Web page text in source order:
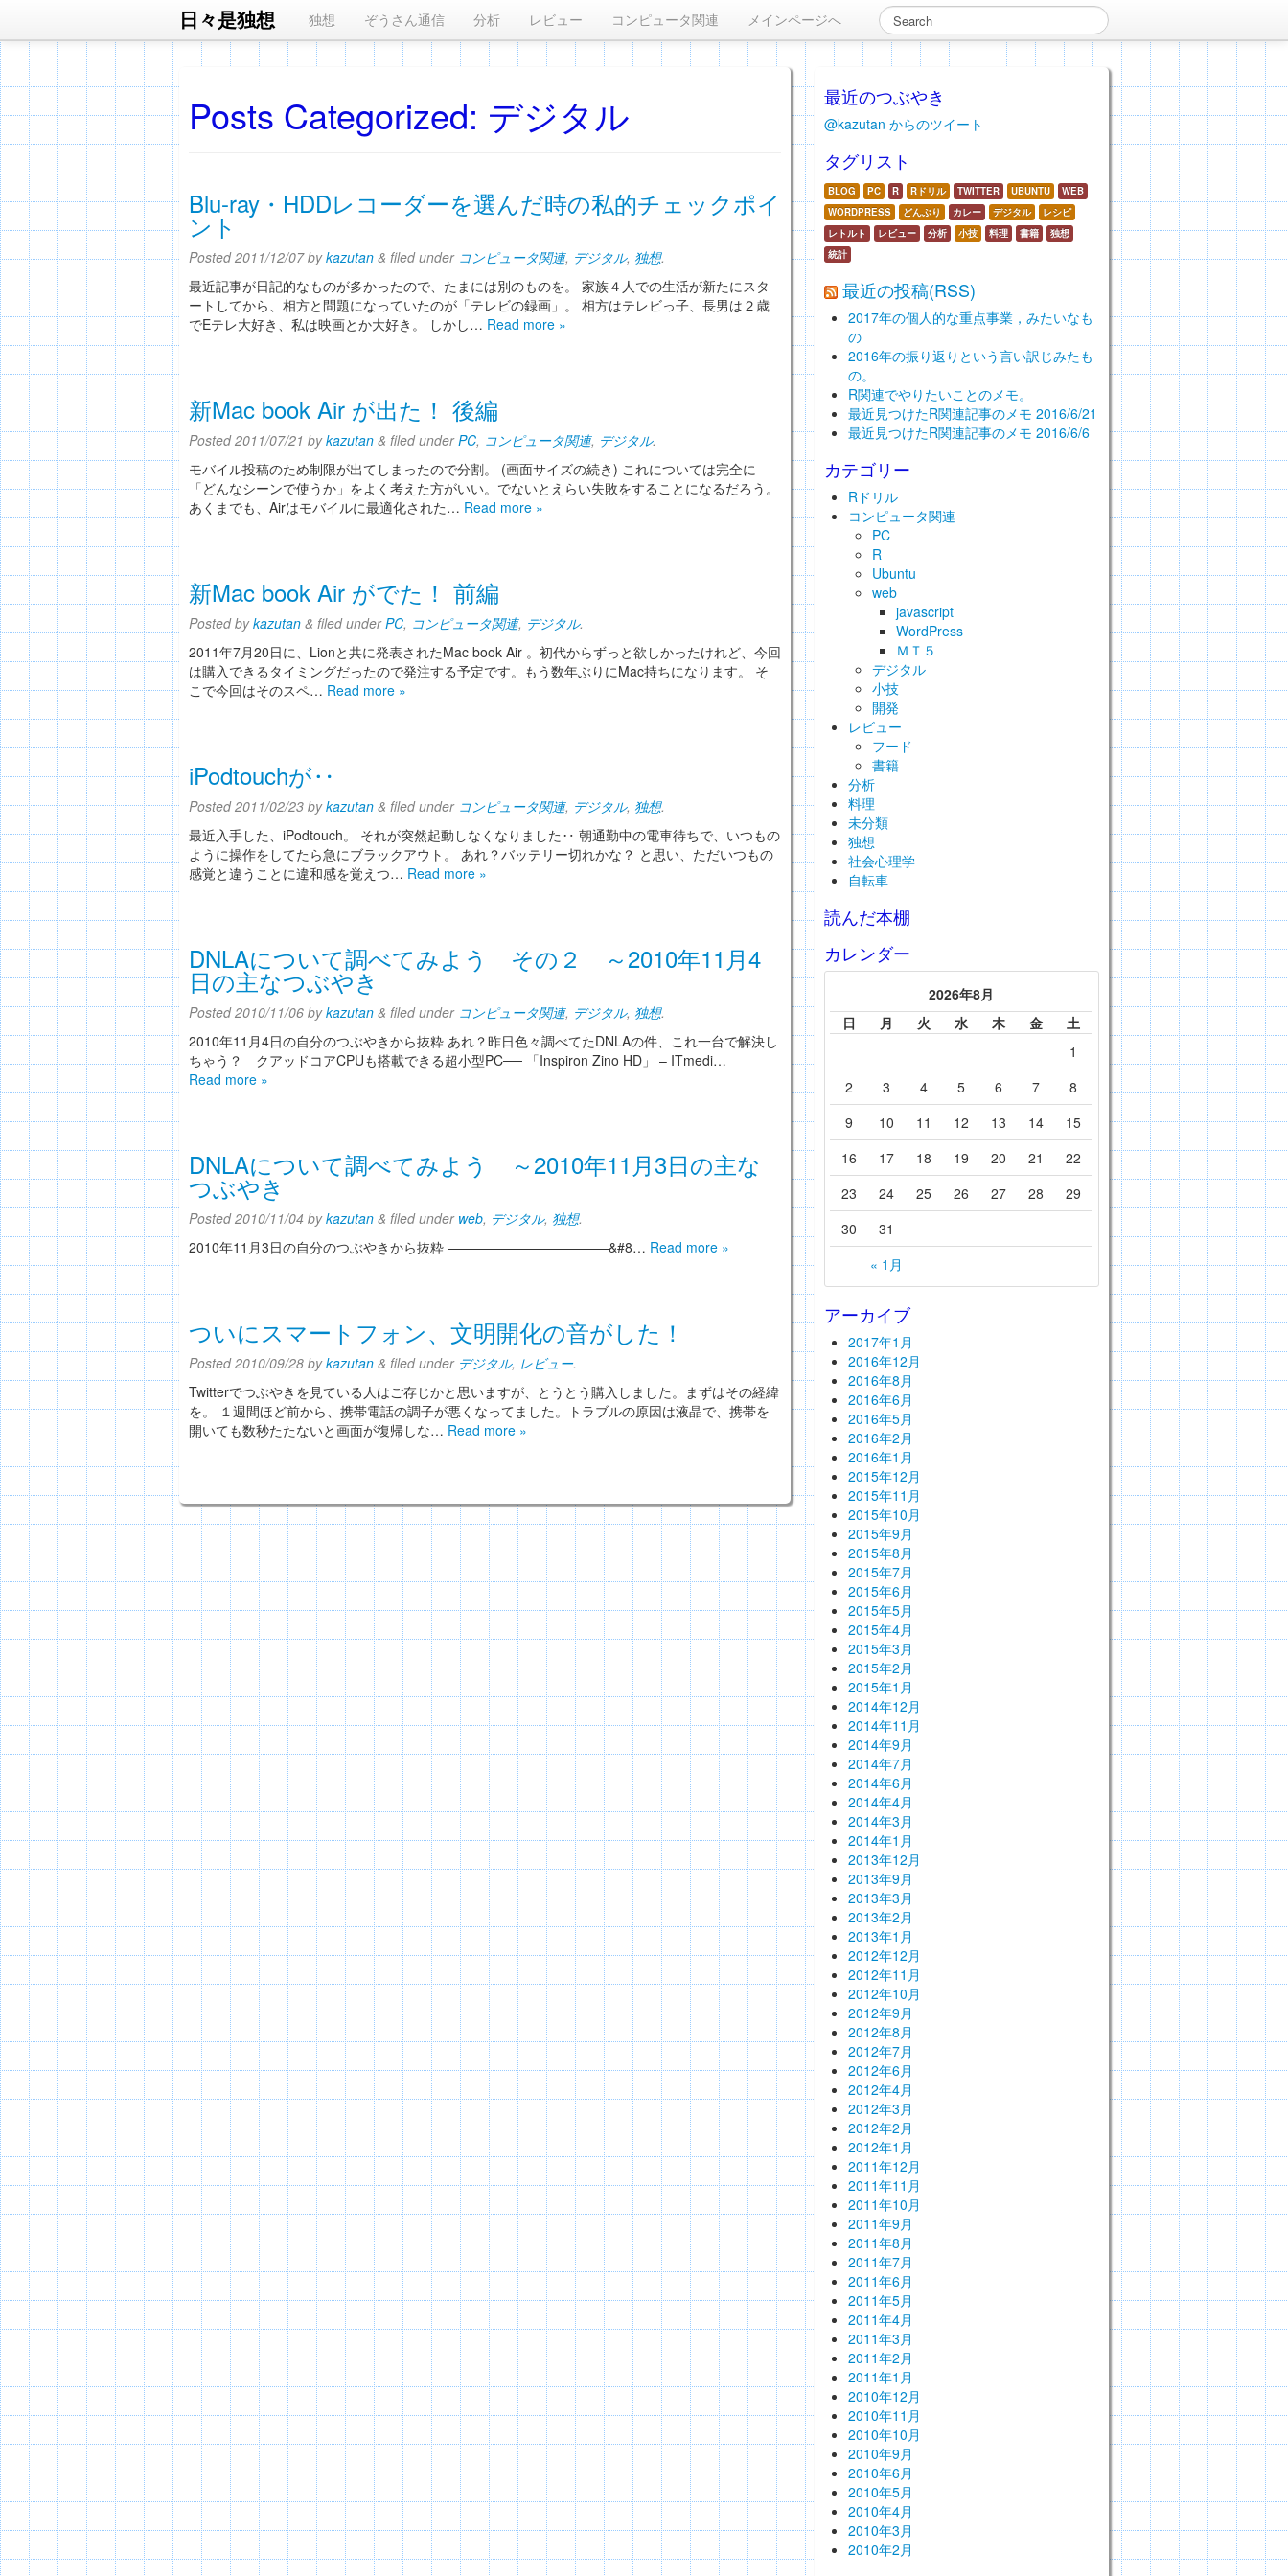
日々是独想 独想 ぞうさん通信 分析 レビュー コンピュータ関連 メインページへ
Posts Categorized: デジタル
Blu-ray・HDDレコーダーを選んだ時の私的チェックポイ
ント
Posted2011/12/07bykazutan & filed under コンピュータ関連, デジタル, 独想.
最近記事が日記的なものが多かったので、たまには別のものを。 家族４人での生活が新たにスタ
ートしてから、相方と問題になっていたのが「テレビの録画」。 相方はテレビっ子、長男は２歳
でEテレ大好き、私は映画とか大好き。 しかし… Read more »
新Mac book Air が出た！ 後編
Posted2011/07/21 bykazutan & filed underPC, コンピュータ関連, デジタル.
モバイル投稿のため制限が出てしまったので分割。 (画面サイズの続き) これについては完全に
「どんなシーンで使うか」をよく考えた方がいい。でないとえらい失敗をすることになるだろう。
あくまでも、Airはモバイルに最適化された… Read more »
新Mac book Air がでた！ 前編
Postedbykazutan & filed underPC, コンピュータ関連, デジタル.
2011年7月20日に、Lionと共に発表されたMac book Air 。初代からずっと欲しかったけれど、今回
は購入できるタイミングだったので発注する予定です。もう数年ぶりにMac持ちになります。 そ
こで今回はそのスペ… Read more »
iPodtouchが‥
Posted2011/02/23 bykazutan & filed under コンピュータ関連, デジタル, 独想.
最近入手した、iPodtouch。 それが突然起動しなくなりました‥ 朝通勤中の電車待ちで、いつもの
ように操作をしてたら急にブラックアウト。 あれ？バッテリー切れかな？ と思い、ただいつもの
感覚と違うことに違和感を覚えつ… Read more »
DNLAについて調べてみよう その２ ～2010年11月4
日の主なつぶやき
Posted2010/11/06 bykazutan & filed under コンピュータ関連, デジタル, 独想.
2010年11月4日の自分のつぶやきから抜粋 あれ？昨日色々調べてたDNLAの件、これ一台で解決し
ちゃう？ クアッドコアCPUも搭載できる超小型PC── 「Inspiron Zino HD」 – ITmedi…
Read more »
DNLAについて調べてみよう ～2010年11月3日の主な
つぶやき
Posted2010/11/04 bykazutan & filed under web, デジタル, 独想.
2010年11月3日の自分のつぶやきから抜粋 ————————————&#8… Read more »
ついにスマートフォン、文明開化の音がした！
Posted2010/09/28 bykazutan & filed under デジタル, レビュー.
Twitterでつぶやきを見ている人はご存じかと思いますが、とうとう購入しました。まずはその経緯
を。 １週間ほど前から、携帯電話の調子が悪くなってました。トラブルの原因は液晶で、携帯を
開いても数秒たたないと画面が復帰しな… Read more »
最近のつぶやき
@kazutan からのツイート
タグリスト
BLOG PC R Rドリル TWITTER UBUNTU
WEB
WORDPRESS
どんぶり カレー デジタル
レシピ
レトルト
レビュー 分析 小技 料理 書籍
独想
統計
最近の投稿(RSS)
2017年の個人的な重点事業，みたいなも
の
2016年の振り返りという言い訳じみたも
の。
R関連でやりたいことのメモ。
最近見つけたR関連記事のメモ 2016/6/21
最近見つけたR関連記事のメモ 2016/6/6
カテゴリー
Rドリル
コンピュータ関連
PC
R
Ubuntu
web
javascript
WordPress
ＭＴ５
デジタル
小技
開発
レビュー
フード
書籍
分析
料理
未分類
独想
社会心理学
自転車
読んだ本棚
カレンダー
2026年8月
日
月 火 水 木 金 土
« 1月
1
2
3 4 5 6 7
8
9
10 11 12 13 14
15
16
17 18 19 20 21
22
23
24 25 26 27 28
29
30
31
アーカイブ
2017年1月
2016年12月
2016年8月
2016年6月
2016年5月
2016年2月
2016年1月
2015年12月
2015年11月
2015年10月
2015年9月
2015年8月
2015年7月
2015年6月
2015年5月
2015年4月
2015年3月
2015年2月
2015年1月
2014年12月
2014年11月
2014年9月
2014年7月
2014年6月
2014年4月
2014年3月
2014年1月
2013年12月
2013年9月
2013年3月
2013年2月
2013年1月
2012年12月
2012年11月
2012年10月
2012年9月
2012年8月
2012年7月
2012年6月
2012年4月
2012年3月
2012年2月
2012年1月
2011年12月
2011年11月
2011年10月
2011年9月
2011年8月
2011年7月
2011年6月
2011年5月
2011年4月
2011年3月
2011年2月
2011年1月
2010年12月
2010年11月
2010年10月
2010年9月
2010年6月
2010年5月
2010年4月
2010年3月
2010年2月